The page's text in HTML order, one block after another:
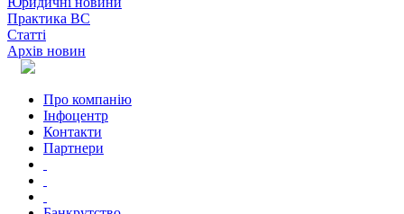
Практика ВС
Статті
Архів новин
Про компанію
Інфоцентр
Контакти
Партнери